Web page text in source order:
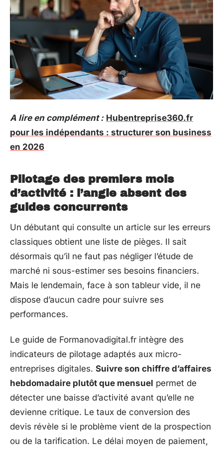
A lire en complément : Hubentreprise360.fr
pour les indépendants : structurer son business
en 2026
Pilotage des premiers mois
d’activité : l’angle absent des
guides concurrents
Un débutant qui consulte un article sur les erreurs
classiques obtient une liste de pièges. Il sait
désormais qu’il ne faut pas négliger l’étude de
marché ni sous-estimer ses besoins financiers.
Mais le lendemain, face à son tableur vide, il ne
dispose d’aucun cadre pour suivre ses
performances.
Le guide de Formanovadigital.fr intègre des
indicateurs de pilotage adaptés aux micro-
entreprises digitales. Suivre son chiffre d’affaires
hebdomadaire plutôt que mensuel permet de
détecter une baisse d’activité avant qu’elle ne
devienne critique. Le taux de conversion des
devis révèle si le problème vient de la prospection
ou de la tarification. Le délai moyen de paiement,